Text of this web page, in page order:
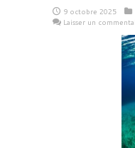
9 octobre 2025
Laisser un